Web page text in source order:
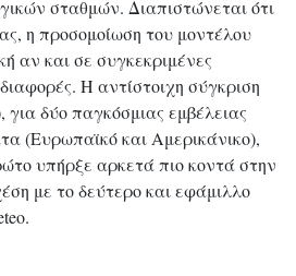
σταθμών. Διαπιστώνεται ότι
η προσομοίωση του μοντέλου
αν και σε συγκεκριμένες
Η αντίστοιχη σύγκριση
δύο παγκόσμιας εμβέλειας
(Ευρωπαϊκό και Αμερικάνικο),
υπήρξε αρκετά πιο κοντά στην
με το δεύτερο και εφάμιλλο